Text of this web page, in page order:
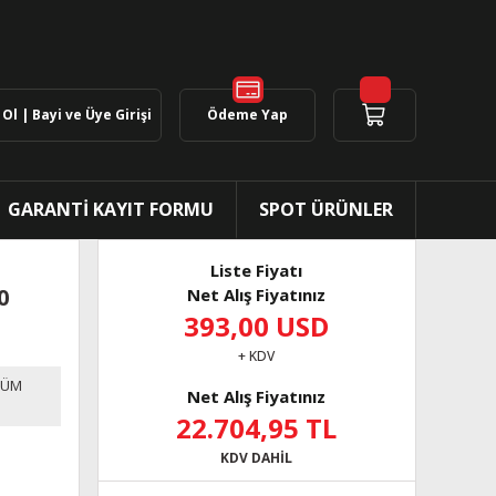
Ol | Bayi ve Üye Girişi Ödeme Yap
GARANTİ KAYIT FORMU SPOT ÜRÜNLER
Liste Fiyatı
Net Alış Fiyatınız
393,00 USD
+ KDV
Net Alış Fiyatınız
22.704,95 TL
KDV DAHİL